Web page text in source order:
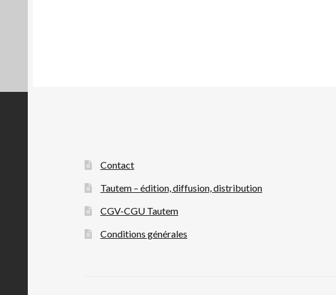
Contact
Tautem – édition, diffusion, distribution
CGV-CGU Tautem
Conditions générales